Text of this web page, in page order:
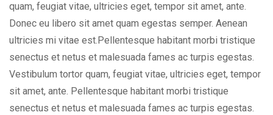
quam, feugiat vitae, ultricies eget, tempor sit amet, ante.
Donec eu libero sit amet quam egestas semper. Aenean
ultricies mi vitae est.Pellentesque habitant morbi tristique
senectus et netus et malesuada fames ac turpis egestas.
Vestibulum tortor quam, feugiat vitae, ultricies eget, tempor
sit amet, ante. Pellentesque habitant morbi tristique
senectus et netus et malesuada fames ac turpis egestas.